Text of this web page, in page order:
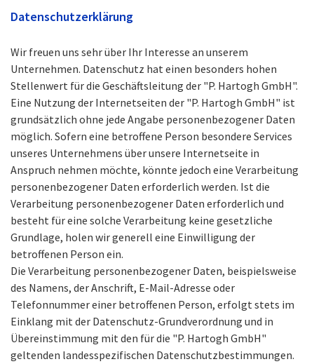
Datenschutzerklärung
Wir freuen uns sehr über Ihr Interesse an unserem
Unternehmen. Datenschutz hat einen besonders hohen
Stellenwert für die Geschäftsleitung der "P. Hartogh GmbH".
Eine Nutzung der Internetseiten der "P. Hartogh GmbH" ist
grundsätzlich ohne jede Angabe personenbezogener Daten
möglich. Sofern eine betroffene Person besondere Services
unseres Unternehmens über unsere Internetseite in
Anspruch nehmen möchte, könnte jedoch eine Verarbeitung
personenbezogener Daten erforderlich werden. Ist die
Verarbeitung personenbezogener Daten erforderlich und
besteht für eine solche Verarbeitung keine gesetzliche
Grundlage, holen wir generell eine Einwilligung der
betroffenen Person ein.
Die Verarbeitung personenbezogener Daten, beispielsweise
des Namens, der Anschrift, E-Mail-Adresse oder
Telefonnummer einer betroffenen Person, erfolgt stets im
Einklang mit der Datenschutz-Grundverordnung und in
Übereinstimmung mit den für die "P. Hartogh GmbH"
geltenden landesspezifischen Datenschutzbestimmungen.